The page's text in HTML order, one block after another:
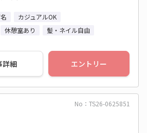
カジュアルOK
休憩室あり 髪・ネイル自由
詳細 エントリー
No：TS26-0625851